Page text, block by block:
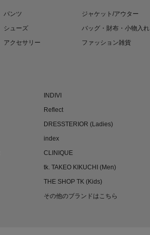
パンツ
ジャケット/アウター
シューズ
バッグ・財布・小物入れ
アクセサリー ファッション雑貨
INDIVI
Reflect
DRESSTERIOR (Ladies)
index
CLINIQUE
tk. TAKEO KIKUCHI (Men)
THE SHOP TK (Kids)
その他のブランドはこちら